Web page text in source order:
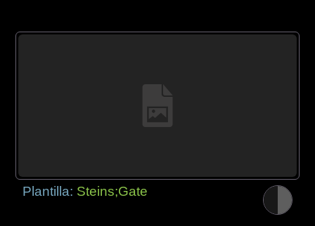
Plantilla: Steins;Gate